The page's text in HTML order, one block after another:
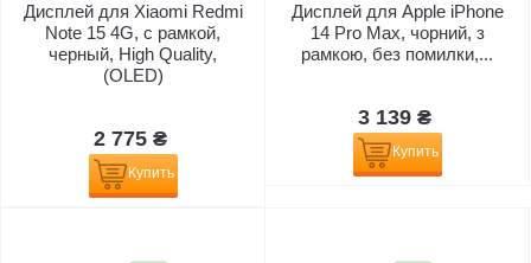
Дисплей для Xiaomi Redmi
Note 15 4G, с рамкой,
черный, High Quality,
(OLED)
2 775 ₴
Купить
Дисплей для Apple iPhone
14 Pro Max, чорний, з
рамкою, без помилки,...
3 139 ₴
Купить